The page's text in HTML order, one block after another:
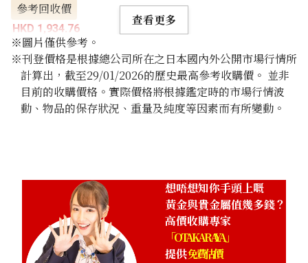
參考回收價
HKD 1,934.76
查看更多
※圖片僅供參考。
※刊登價格是根據總公司所在之日本國內外公開市場行情所
計算出，截至29/01/2026的歷史最高參考收購價。 並非
目前的收購價格。實際價格將根據鑑定時的市場行情波
動、物品的保存狀況、重量及純度等因素而有所變動。
想唔想知你手頭上嘅
黃金與貴金屬值幾多錢？
高價收購專家
「OTAKARAYA」
提供免費估價